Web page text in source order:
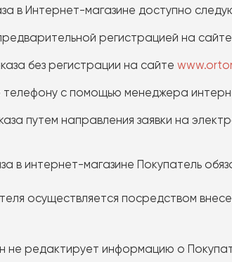
в Интернет-магазине доступно
регистрацией на сайте
без регистрации на сайте
с помощью менеджера
путем направления заявки на
в интернет-магазине Покупатель
осуществляется посредством
не редактирует информацию о